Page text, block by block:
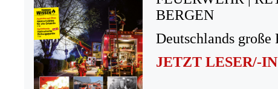
BERGEN
Deutschlands
JETZT LESER/-